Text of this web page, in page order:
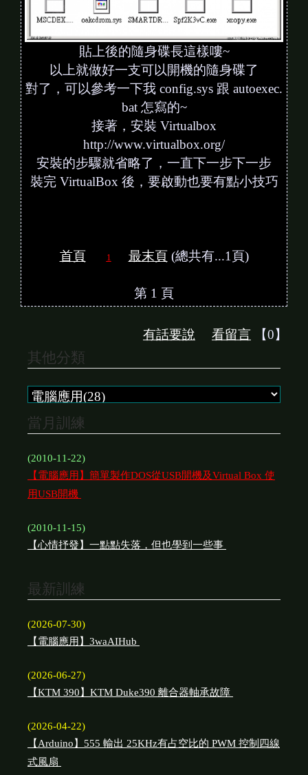
貼上後的隨身碟長這樣嘍~
以上就做好一支可以開機的隨身碟了
對了，可以參考一下我 config.sys 跟 autoexec.
bat 怎寫的~
接著，安裝 Virtualbox
http://www.virtualbox.org/
安裝的步驟就省略了，一直下一步下一步
裝完 VirtualBox 後，要啟動也要有點小技巧
首頁 1 最末頁(總共有...1頁)
第 1 頁
有話要說 看留言 【0】
其他分類
當月訓練
(2010-11-22)
【電腦應用】簡單製作DOS從USB開機及Virtual Box 使
用USB開機
(2010-11-15)
【心情抒發】一點點失落，但也學到一些事
最新訓練
(2026-07-30)
【電腦應用】3waAIHub
(2026-06-27)
【KTM 390】KTM Duke390 離合器軸承故障
(2026-04-22)
【Arduino】555 輸出 25KHz有占空比的 PWM 控制四線
式風扇